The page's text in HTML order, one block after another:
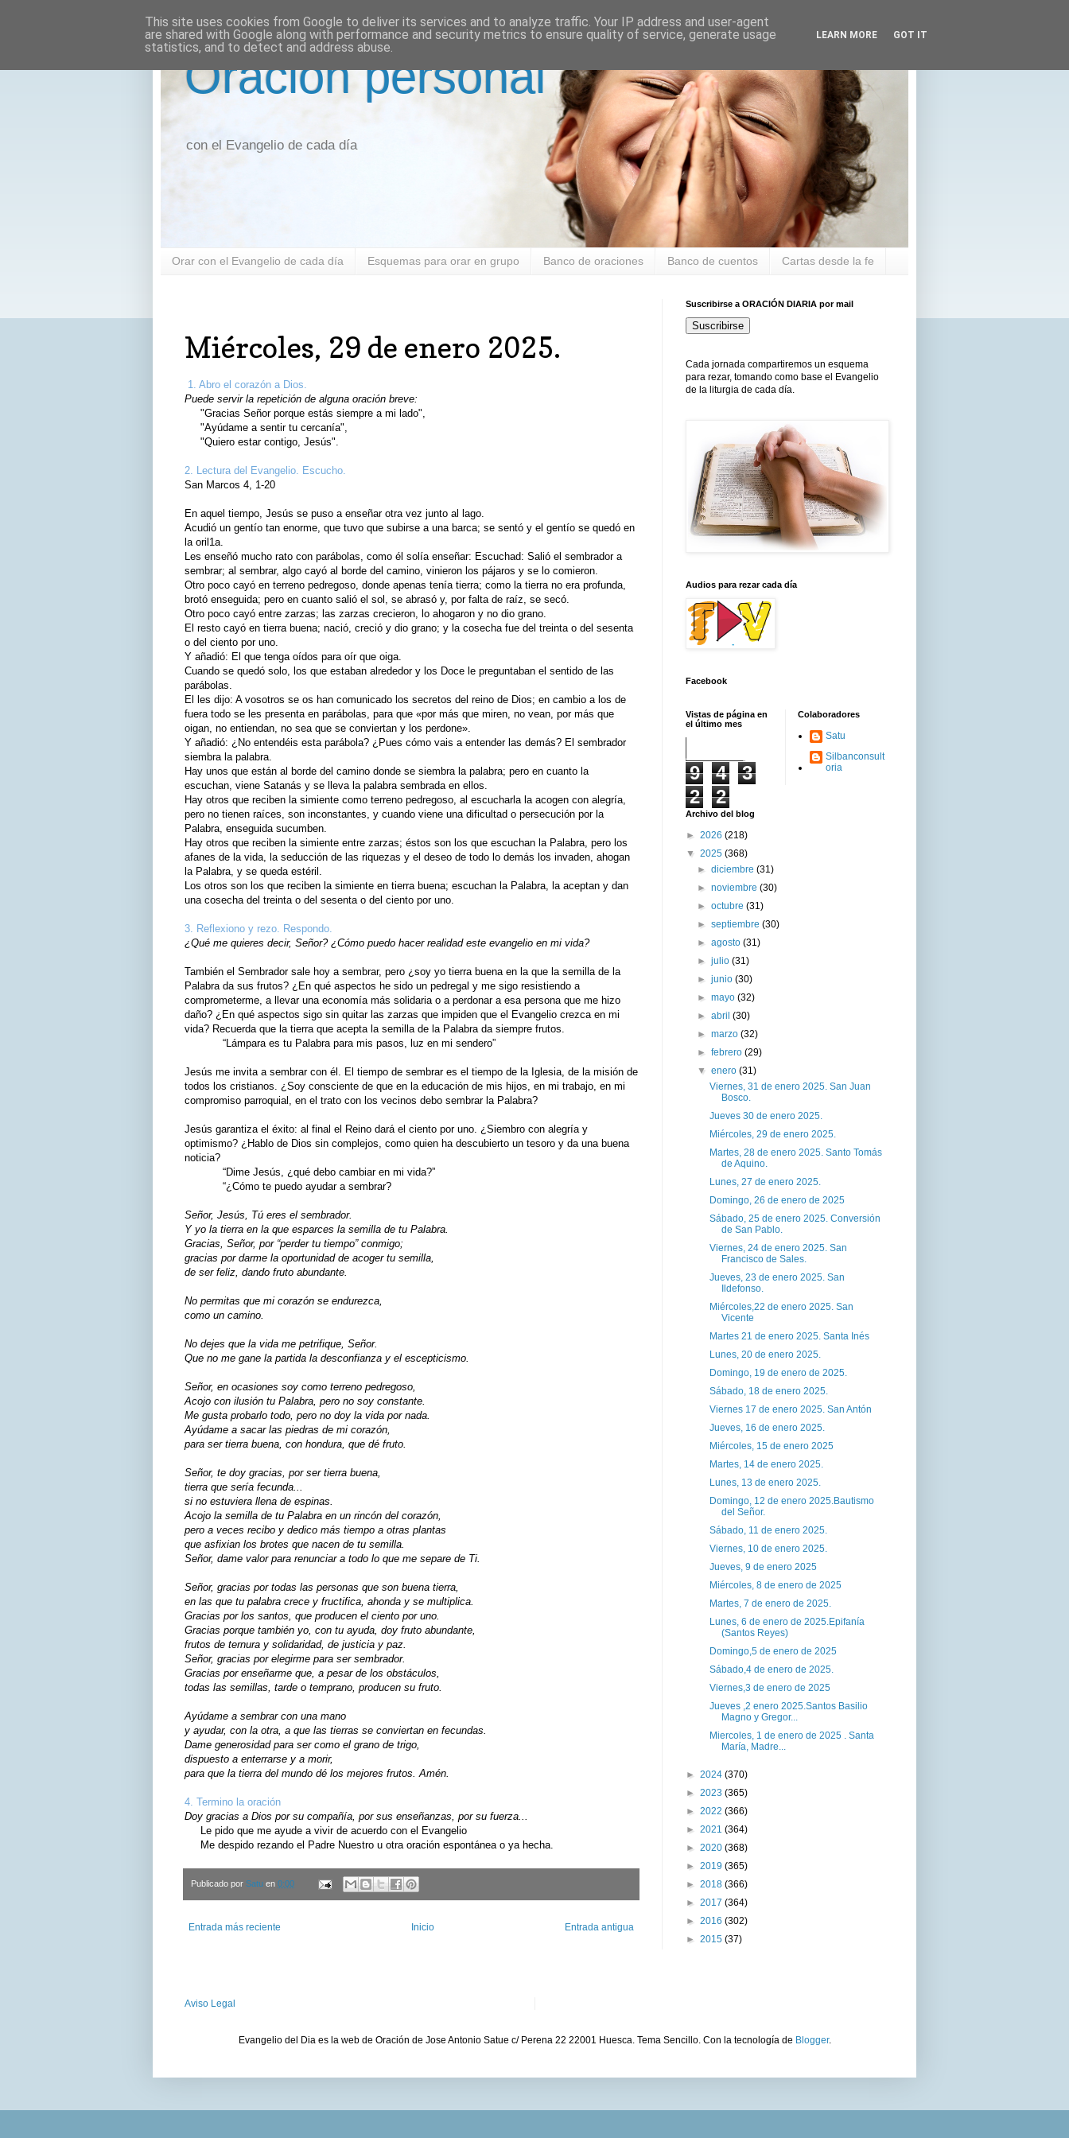
Oración personal
con el Evangelio de cada día
Orar con el Evangelio de cada día Esquemas para orar en grupo Banco de oraciones Banco de cuentos Cartas desde la fe
Miércoles, 29 de enero 2025.
1. Abro el corazón a Dios.
Puede servir la repetición de alguna oración breve:
"Gracias Señor porque estás siempre a mi lado",
"Ayúdame a sentir tu cercanía",
"Quiero estar contigo, Jesús".
2. Lectura del Evangelio. Escucho.
San Marcos 4, 1-20
En aquel tiempo, Jesús se puso a enseñar otra vez junto al lago.
Acudió un gentío tan enorme, que tuvo que subirse a una barca; se sentó y el gentío se quedó en
la oril1a.
Les enseñó mucho rato con parábolas, como él solía enseñar: Escuchad: Salió el sembrador a
sembrar; al sembrar, algo cayó al borde del camino, vinieron los pájaros y se lo comieron.
Otro poco cayó en terreno pedregoso, donde apenas tenía tierra; como la tierra no era profunda,
brotó enseguida; pero en cuanto salió el sol, se abrasó y, por falta de raíz, se secó.
Otro poco cayó entre zarzas; las zarzas crecieron, lo ahogaron y no dio grano.
El resto cayó en tierra buena; nació, creció y dio grano; y la cosecha fue del treinta o del sesenta
o del ciento por uno.
Y añadió: El que tenga oídos para oír que oiga.
Cuando se quedó solo, los que estaban alrededor y los Doce le preguntaban el sentido de las
parábolas.
El les dijo: A vosotros se os han comunicado los secretos del reino de Dios; en cambio a los de
fuera todo se les presenta en parábolas, para que «por más que miren, no vean, por más que
oigan, no entiendan, no sea que se conviertan y los perdone».
Y añadió: ¿No entendéis esta parábola? ¿Pues cómo vais a entender las demás? El sembrador
siembra la palabra.
Hay unos que están al borde del camino donde se siembra la palabra; pero en cuanto la
escuchan, viene Satanás y se lleva la palabra sembrada en ellos.
Hay otros que reciben la simiente como terreno pedregoso, al escucharla la acogen con alegría,
pero no tienen raíces, son inconstantes, y cuando viene una dificultad o persecución por la
Palabra, enseguida sucumben.
Hay otros que reciben la simiente entre zarzas; éstos son los que escuchan la Palabra, pero los
afanes de la vida, la seducción de las riquezas y el deseo de todo lo demás los invaden, ahogan
la Palabra, y se queda estéril.
Los otros son los que reciben la simiente en tierra buena; escuchan la Palabra, la aceptan y dan
una cosecha del treinta o del sesenta o del ciento por uno.
3. Reflexiono y rezo. Respondo.
¿Qué me quieres decir, Señor? ¿Cómo puedo hacer realidad este evangelio en mi vida?
También el Sembrador sale hoy a sembrar, pero ¿soy yo tierra buena en la que la semilla de la
Palabra da sus frutos? ¿En qué aspectos he sido un pedregal y me sigo resistiendo a
comprometerme, a llevar una economía más solidaria o a perdonar a esa persona que me hizo
daño? ¿En qué aspectos sigo sin quitar las zarzas que impiden que el Evangelio crezca en mi
vida? Recuerda que la tierra que acepta la semilla de la Palabra da siempre frutos.
“Lámpara es tu Palabra para mis pasos, luz en mi sendero”
Jesús me invita a sembrar con él. El tiempo de sembrar es el tiempo de la Iglesia, de la misión de
todos los cristianos. ¿Soy consciente de que en la educación de mis hijos, en mi trabajo, en mi
compromiso parroquial, en el trato con los vecinos debo sembrar la Palabra?
Jesús garantiza el éxito: al final el Reino dará el ciento por uno. ¿Siembro con alegría y
optimismo? ¿Hablo de Dios sin complejos, como quien ha descubierto un tesoro y da una buena
noticia?
“Dime Jesús, ¿qué debo cambiar en mi vida?”
“¿Cómo te puedo ayudar a sembrar?
Señor, Jesús, Tú eres el sembrador.
Y yo la tierra en la que esparces la semilla de tu Palabra.
Gracias, Señor, por “perder tu tiempo” conmigo;
gracias por darme la oportunidad de acoger tu semilla,
de ser feliz, dando fruto abundante.
No permitas que mi corazón se endurezca,
como un camino.
No dejes que la vida me petrifique, Señor.
Que no me gane la partida la desconfianza y el escepticismo.
Señor, en ocasiones soy como terreno pedregoso,
Acojo con ilusión tu Palabra, pero no soy constante.
Me gusta probarlo todo, pero no doy la vida por nada.
Ayúdame a sacar las piedras de mi corazón,
para ser tierra buena, con hondura, que dé fruto.
Señor, te doy gracias, por ser tierra buena,
tierra que sería fecunda...
si no estuviera llena de espinas.
Acojo la semilla de tu Palabra en un rincón del corazón,
pero a veces recibo y dedico más tiempo a otras plantas
que asfixian los brotes que nacen de tu semilla.
Señor, dame valor para renunciar a todo lo que me separe de Ti.
Señor, gracias por todas las personas que son buena tierra,
en las que tu palabra crece y fructifica, ahonda y se multiplica.
Gracias por los santos, que producen el ciento por uno.
Gracias porque también yo, con tu ayuda, doy fruto abundante,
frutos de ternura y solidaridad, de justicia y paz.
Señor, gracias por elegirme para ser sembrador.
Gracias por enseñarme que, a pesar de los obstáculos,
todas las semillas, tarde o temprano, producen su fruto.
Ayúdame a sembrar con una mano
y ayudar, con la otra, a que las tierras se conviertan en fecundas.
Dame generosidad para ser como el grano de trigo,
dispuesto a enterrarse y a morir,
para que la tierra del mundo dé los mejores frutos. Amén.
4. Termino la oración
Doy gracias a Dios por su compañía, por sus enseñanzas, por su fuerza...
Le pido que me ayude a vivir de acuerdo con el Evangelio
Me despido rezando el Padre Nuestro u otra oración espontánea o ya hecha.
Publicado por Satu en 0:00
Entrada más reciente Entrada antigua
Inicio
Suscribirse a ORACIÓN DIARIA por mail
Suscribirse
Cada jornada compartiremos un esquema
para rezar, tomando como base el Evangelio
de la liturgia de cada día.
Audios para rezar cada día
Facebook
Vistas de página en
el último mes
9 4
3
2
2
Colaboradores
Satu
Silbanconsult
oria
Archivo del blog
► 2026 (218)
▼ 2025 (368)
►diciembre(31)
►noviembre(30)
►octubre(31)
►septiembre(30)
►agosto(31)
►julio(31)
►junio(30)
►mayo(32)
►abril(30)
►marzo(32)
►febrero(29)
▼enero(31)
Viernes, 31 de enero 2025. San Juan
Bosco.
Jueves 30 de enero 2025.
Miércoles, 29 de enero 2025.
Martes, 28 de enero 2025. Santo Tomás
de Aquino.
Lunes, 27 de enero 2025.
Domingo, 26 de enero de 2025
Sábado, 25 de enero 2025. Conversión
de San Pablo.
Viernes, 24 de enero 2025. San
Francisco de Sales.
Jueves, 23 de enero 2025. San
Ildefonso.
Miércoles,22 de enero 2025. San
Vicente
Martes 21 de enero 2025. Santa Inés
Lunes, 20 de enero 2025.
Domingo, 19 de enero de 2025.
Sábado, 18 de enero 2025.
Viernes 17 de enero 2025. San Antón
Jueves, 16 de enero 2025.
Miércoles, 15 de enero 2025
Martes, 14 de enero 2025.
Lunes, 13 de enero 2025.
Domingo, 12 de enero 2025.Bautismo
del Señor.
Sábado, 11 de enero 2025.
Viernes, 10 de enero 2025.
Jueves, 9 de enero 2025
Miércoles, 8 de enero de 2025
Martes, 7 de enero de 2025.
Lunes, 6 de enero de 2025.Epifanía
(Santos Reyes)
Domingo,5 de enero de 2025
Sábado,4 de enero de 2025.
Viernes,3 de enero de 2025
Jueves ,2 enero 2025.Santos Basilio
Magno y Gregor...
Miercoles, 1 de enero de 2025 . Santa
María, Madre...
► 2024 (370)
► 2023 (365)
► 2022 (366)
► 2021 (364)
► 2020 (368)
► 2019 (365)
► 2018 (366)
► 2017 (364)
► 2016 (302)
► 2015 (37)
Aviso Legal
Evangelio del Dia es la web de Oración de Jose Antonio Satue c/ Perena 22 22001 Huesca. Tema Sencillo. Con la tecnología de Blogger.
This site uses cookies from Google to deliver its services and to analyze traffic. Your IP address and user-agent
are shared with Google along with performance and security metrics to ensure quality of service, generate usage
statistics, and to detect and address abuse.
LEARN MORE GOT IT